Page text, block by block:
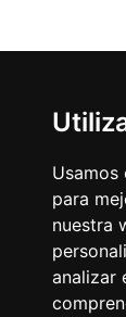
para
nuestra
analizar